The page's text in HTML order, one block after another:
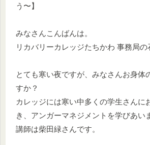
う〜】
みなさんこんばんは。
リカバリーカレッジたちかわ 事務局の
とても寒い夜ですが、みなさんお身体
すか？
カレッジには寒い中多くの学生さんに
き、アンガーマネジメントを学びあい
講師は柴田緑さんです。